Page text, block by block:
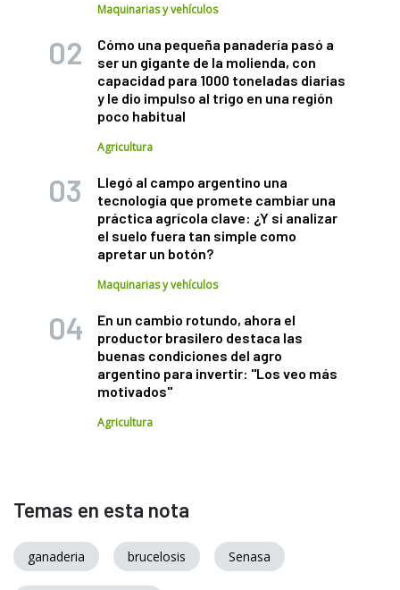
Maquinarias y vehículos
Cómo una pequeña panadería pasó a
ser un gigante de la molienda, con
capacidad para 1000 toneladas diarias
y le dio impulso al trigo en una región
poco habitual
Agricultura
Llegó al campo argentino una
tecnología que promete cambiar una
práctica agrícola clave: ¿Y si analizar
el suelo fuera tan simple como
apretar un botón?
Maquinarias y vehículos
En un cambio rotundo, ahora el
productor brasilero destaca las
buenas condiciones del agro
argentino para invertir: "Los veo más
motivados"
Agricultura
Temas en esta nota
ganaderia brucelosis Senasa